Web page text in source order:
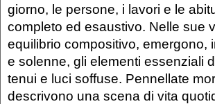
giorno, le persone, i lavori e le
completo ed esaustivo. Nelle sue
equilibrio compositivo, emergono,
e solenne, gli elementi essenziali
tenui e luci soffuse. Pennellate
descrivono una scena di vita